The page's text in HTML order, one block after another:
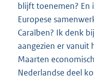
blijft toenemen? En
Europese
Caraïben? Ik denk
aangezien er vanuit
Maarten
Nederlandse deel